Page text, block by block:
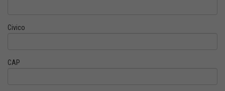
Civico
CAP